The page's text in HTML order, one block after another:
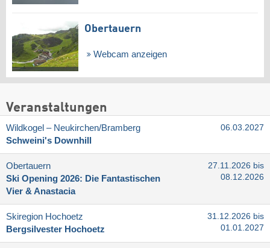
Obertauern
Webcam anzeigen
Veranstaltungen
Wildkogel – Neukirchen/​Bramberg
Schweini's Downhill
06.03.2027
Obertauern
Ski Opening 2026: Die Fantastischen
Vier & Anastacia
27.11.2026 bis
08.12.2026
Skiregion Hochoetz
Bergsilvester Hochoetz
31.12.2026 bis
01.01.2027